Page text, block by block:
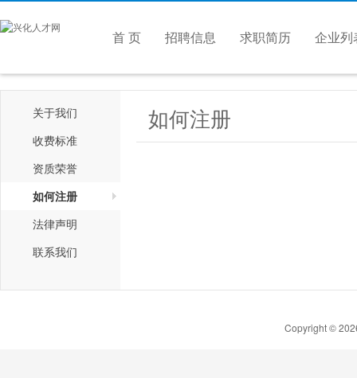
首 页 招聘信息 求职简历 企业列
关于我们
收费标准
资质荣誉
如何注册
法律声明
联系我们
如何注册
Copyright ©